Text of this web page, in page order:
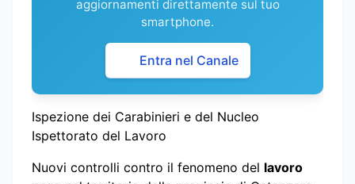
aggiornamenti direttamente sul tuo
smartphone.
Entra nel Canale
Ispezione dei Carabinieri e del Nucleo
Ispettorato del Lavoro
Nuovi controlli contro il fenomeno del lavoro